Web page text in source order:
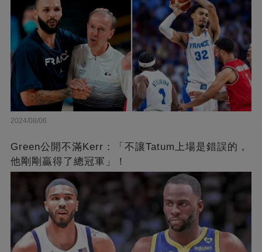
2024/08/06
Green公開不滿Kerr：「不讓Tatum上場是錯誤的，
他剛剛贏得了總冠軍」！